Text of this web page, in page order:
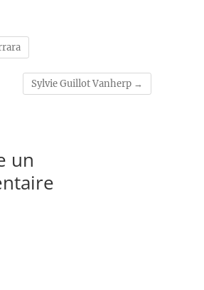
Sylvie Guillot Vanherp →
un